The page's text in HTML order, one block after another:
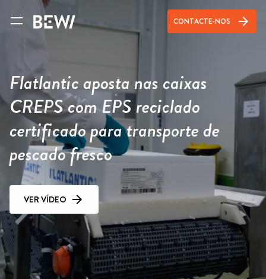
CONTACTE-NOS arrow_forward
Flatlantic aposta nas caixas
CREPS com EPS reciclado
certificado para transporte de
pescado fresco
VER VÍDEO